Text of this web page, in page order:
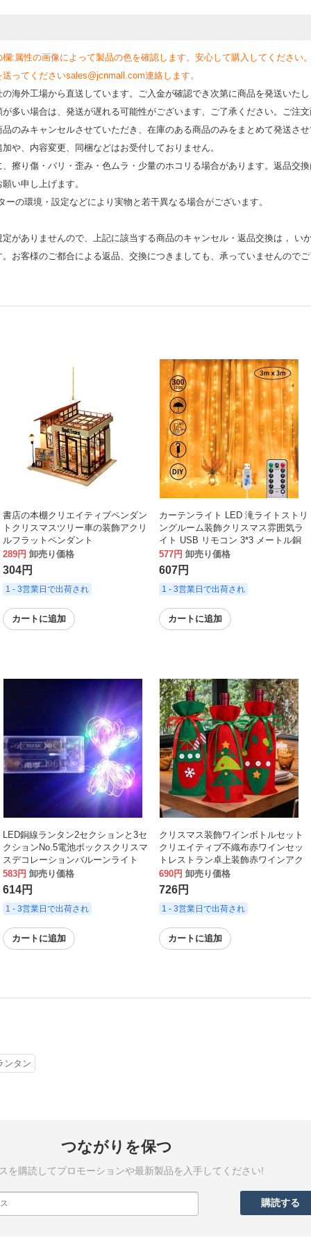
:属性の画像によって製品の色を確認します。安心して購入してください
ってくださいsales@jcnmall.com連絡します。
海外工場から直送しています。ご入金が確認でき次第に商品を発送いた
多い場合は、発送が遅れる可能性がございます、ご了承ください。ご注
のみキャンセルさせていただき、在庫のある商品のみをまとめて発送さ
や、内容変更、同梱などはお受付しておりません。
擦り傷・バリ・歪み・色ムラ・少量のホコリる場合があります。返品交
い申し上げます。
の環境・設定などにより実物と若⼲異なる場合がございます。
がありませんので、上記に該当する商品のキャンセル・返品交換は， い
お客様のご都合による返品、交換につきましても、承っていませんので
書店の本棚クリエイティブペンダン
トクリスマスツリー車の装飾アクリ
ルフラットペンダント
289円 卸売り価格
304円
1 - 3営業日で出荷され
カートに追加
カーテンライト LED 滝ライトストリ
ングルーム装飾クリスマス雰囲気ラ
イト USB リモコン 3*3 メートル銅
線カーテンライト
577円 卸売り価格
607円
1 - 3営業日で出荷され
カートに追加
LED銅線ランタン2セクションと3セ
クションNo.5電池ボックスクリスマ
スデコレーションバルーンライト
USBインターフェース銅線ライトス
トリング
583円 卸売り価格
614円
1 - 3営業日で出荷され
カートに追加
クリスマス装飾ワインボトルセット
クリエイティブ不織布赤ワインセッ
トレストラン卓上装飾赤ワインアク
セサリー
690円 卸売り価格
726円
1 - 3営業日で出荷され
カートに追加
ンタン
つながりを保つ
を購読してプロモーションや最新製品を入手してください!